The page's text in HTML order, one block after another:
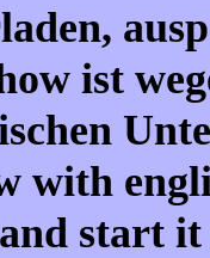
ist
with
start